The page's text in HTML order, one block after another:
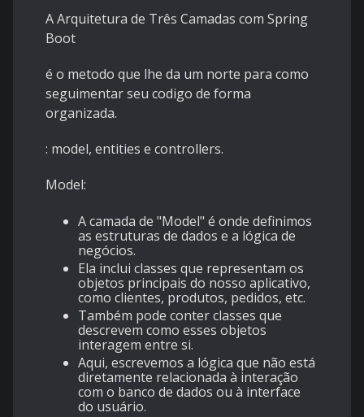
A Arquitetura de Três Camadas com Spring
Boot
é o metodo que lhe da um norte para como
seguimentar seu codigo de forma
organizada.
: model, entities e controllers.
Model:
A camada de "Model" é onde definimos
as estruturas de dados e a lógica de
negócios.
Ela inclui classes que representam os
objetos principais do nosso aplicativo,
como clientes, produtos, pedidos, etc.
Também pode conter classes que
descrevem como esses objetos
interagem entre si.
Aqui, escrevemos a lógica que não está
diretamente relacionada à interação
com o banco de dados ou à interface
do usuário.